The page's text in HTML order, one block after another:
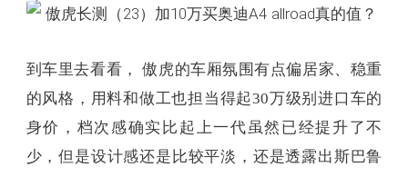
少，但是设计感还是比较平淡，还是透露出斯巴鲁
承，整个氛围称不上豪华，但精致感很强，车厢的
做工维持了奥迪一贯的扎实和严谨工艺，用料也非
常有质感，尤其车内的按键开关，真的让人爱不释
手。